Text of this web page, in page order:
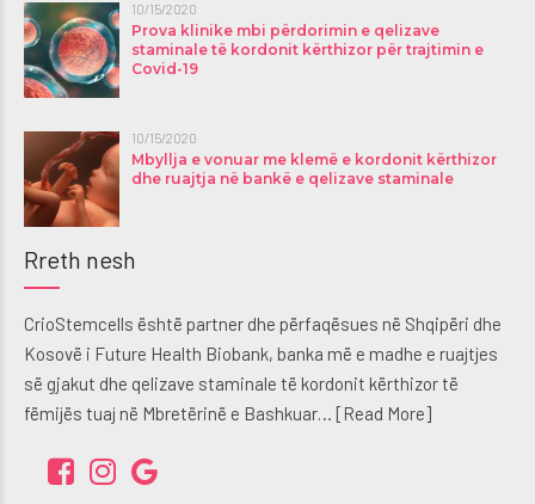
10/15/2020
Prova klinike mbi përdorimin e qelizave
staminale të kordonit kërthizor për trajtimin e
Covid-19
10/15/2020
Mbyllja e vonuar me klemë e kordonit kërthizor
dhe ruajtja në bankë e qelizave staminale
Rreth nesh
CrioStemcells është partner dhe përfaqësues në Shqipëri dhe
Kosovë i Future Health Biobank, banka më e madhe e ruajtjes
së gjakut dhe qelizave staminale të kordonit kërthizor të
fëmijës tuaj në Mbretërinë e Bashkuar… [Read More]